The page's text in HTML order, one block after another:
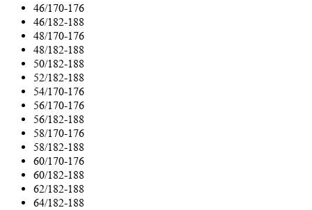
46/170-176
46/182-188
48/170-176
48/182-188
50/182-188
52/182-188
54/170-176
56/170-176
56/182-188
58/170-176
58/182-188
60/170-176
60/182-188
62/182-188
64/182-188